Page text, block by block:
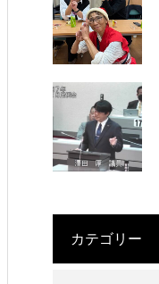
カテゴリー